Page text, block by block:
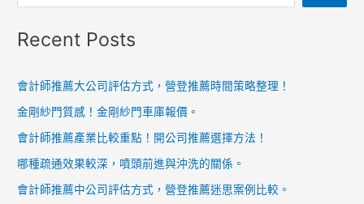
Recent Posts
會計師推薦大公司評估方式，營登推薦時間策略整理！
金剛紗門質感！金剛紗門車庫報價。
會計師推薦產業比較重點！開公司推薦選擇方法！
哪種疏通效果較深，噴頭前進與沖洗的關係。
會計師推薦中公司評估方式，營登推薦迷思案例比較。